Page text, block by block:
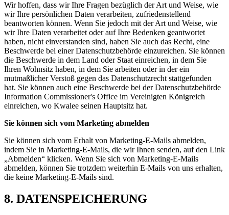
Wir hoffen, dass wir Ihre Fragen bezüglich der Art und Weise, wie
wir Ihre persönlichen Daten verarbeiten, zufriedenstellend
beantworten können. Wenn Sie jedoch mit der Art und Weise, wie
wir Ihre Daten verarbeitet oder auf Ihre Bedenken geantwortet
haben, nicht einverstanden sind, haben Sie auch das Recht, eine
Beschwerde bei einer Datenschutzbehörde einzureichen. Sie können
die Beschwerde in dem Land oder Staat einreichen, in dem Sie
Ihren Wohnsitz haben, in dem Sie arbeiten oder in der ein
mutmaßlicher Verstoß gegen das Datenschutzrecht stattgefunden
hat. Sie können auch eine Beschwerde bei der Datenschutzbehörde
Information Commissioner's Office im Vereinigten Königreich
einreichen, wo Kwalee seinen Hauptsitz hat.
Sie können sich vom Marketing abmelden
Sie können sich vom Erhalt von Marketing-E-Mails abmelden,
indem Sie in Marketing-E-Mails, die wir Ihnen senden, auf den Link
„Abmelden“ klicken. Wenn Sie sich von Marketing-E-Mails
abmelden, können Sie trotzdem weiterhin E-Mails von uns erhalten,
die keine Marketing-E-Mails sind.
8. DATENSPEICHERUNG